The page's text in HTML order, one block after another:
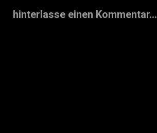
hinterlasse einen Kommentar...